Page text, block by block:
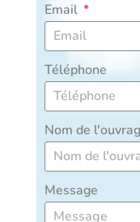
Email
Téléphone
Nom de
Message